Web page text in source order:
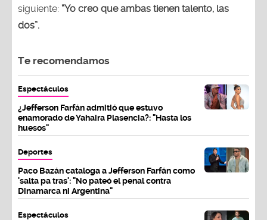
siguiente: “Yo creo que ambas tienen talento, las
dos”.
Te recomendamos
Espectáculos
¿Jefferson Farfán admitió que estuvo
enamorado de Yahaira Plasencia?: "Hasta los
huesos"
Deportes
Paco Bazán cataloga a Jefferson Farfán como
'salta pa tras': "No pateó el penal contra
Dinamarca ni Argentina"
Espectáculos